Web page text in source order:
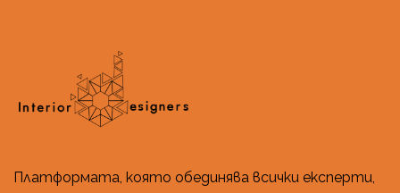
Платформата, която обединява всички експерти,